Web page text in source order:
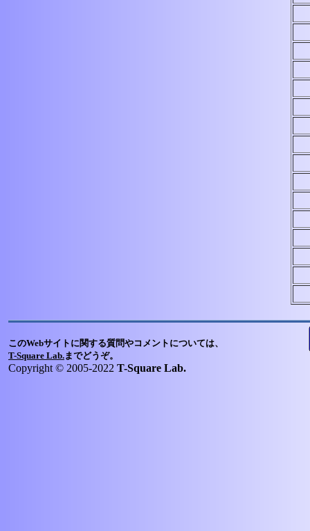
このWebサイトに関する質問やコメントについては、
T-Square Lab.までどうぞ。
Copyright © 2005-2022 T-Square Lab.